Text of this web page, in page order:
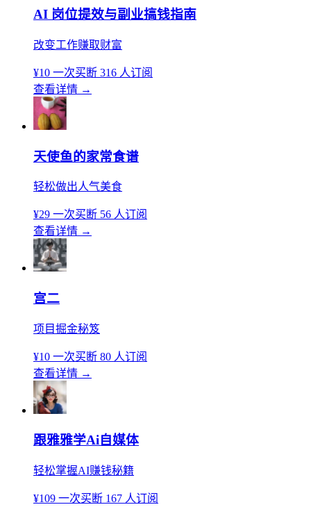
AI 岗位提效与副业搞钱指南
改变工作赚取财富
¥10 一次买断 316 人订阅
查看详情 →
天使鱼的家常食谱
轻松做出人气美食
¥29 一次买断 56 人订阅
查看详情 →
宫二
项目掘金秘笈
¥10 一次买断 80 人订阅
查看详情 →
跟雅雅学Ai自媒体
轻松掌握AI赚钱秘籍
¥109 一次买断 167 人订阅